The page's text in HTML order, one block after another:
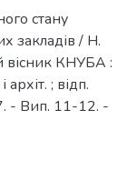
стану
закладів / Н.
вісник КНУБА :
; відп.
- Вип. 11-12. -